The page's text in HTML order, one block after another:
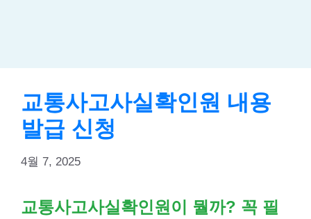
교통사고사실확인원 내용
발급 신청
4월 7, 2025
교통사고사실확인원이 뭘까? 꼭 필